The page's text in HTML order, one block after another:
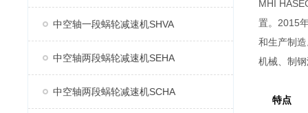
中空轴一段蜗轮减速机SHVA
中空轴两段蜗轮减速机SEHA
中空轴两段蜗轮减速机SCHA
MHI
置。2015
和生产制
机械、制
特点